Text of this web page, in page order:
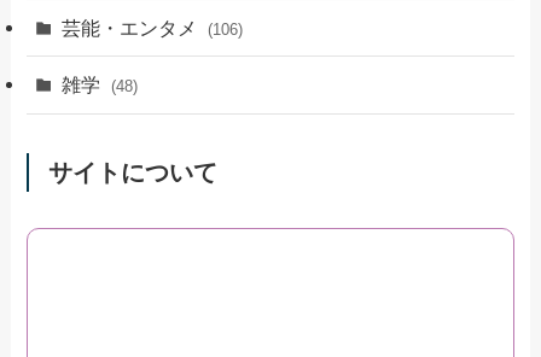
芸能・エンタメ (106)
雑学 (48)
サイトについて